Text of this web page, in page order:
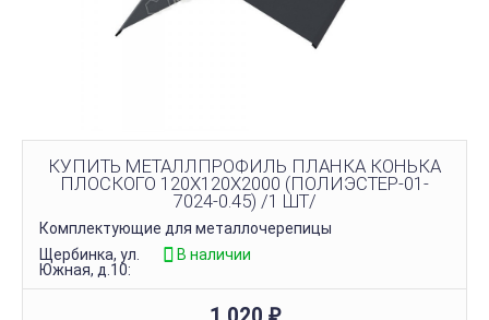
КУПИТЬ МЕТАЛЛПРОФИЛЬ ПЛАНКА КОНЬКА
ПЛОСКОГО 120Х120Х2000 (ПОЛИЭСТЕР-01-
7024-0.45) /1 ШТ/
Комплектующие для металлочерепицы
Щербинка, ул.
Южная, д.10:
В наличии
₽